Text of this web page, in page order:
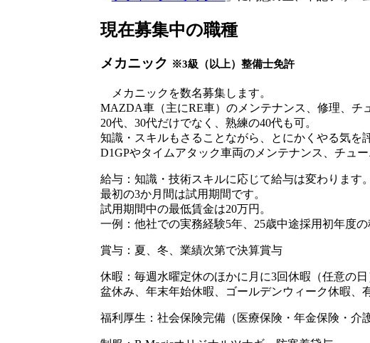
現在募集中の職種
メカニック ※3級（以上）整備士免許
メカニックを数名募集します。
MAZDA車（主にRE車）のメンテナンス、修理、チ
20代、30代だけでなく、熟練の40代も可。
知識・スキルもさることながら、とにかくやる気を
D1GPやタイムアタック車両のメンテナンス、チュ
給与：知識・技術スキルに応じて給与は変わります。
最初の3か月間は試用期間です。
試用期間中の最低賃金は20万円。
一例：他社での実務経験5年、25歳中途採用初年度の
賞与：夏、冬、業績次第で決算賞与
休暇：毎週水曜定休のほかに月に3回休暇（任意の日
盆休み、年末年始休暇、ゴールデンウィーク休暇、
福利厚生：社会保険完備（医療保険・年金保険・介